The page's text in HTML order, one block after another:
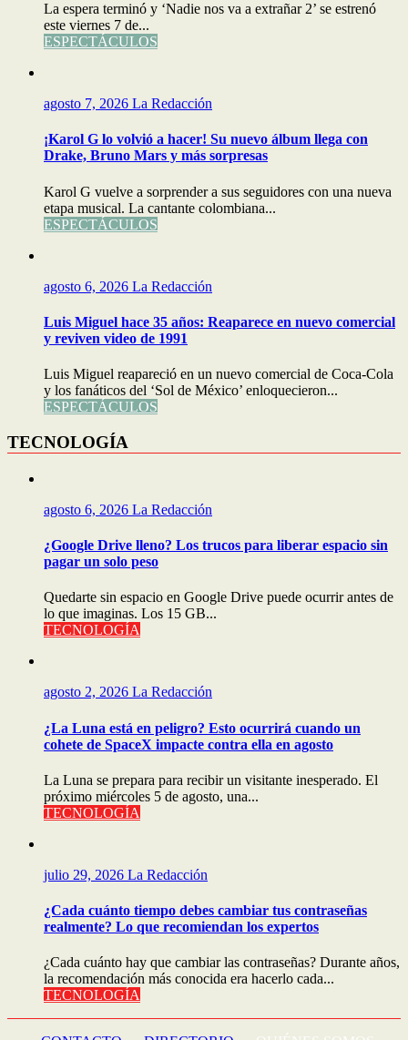
La espera terminó y ‘Nadie nos va a extrañar 2’ se estrenó
este viernes 7 de...
ESPECTÁCULOS
agosto 7, 2026 La Redacción
¡Karol G lo volvió a hacer! Su nuevo álbum llega con
Drake, Bruno Mars y más sorpresas
Karol G vuelve a sorprender a sus seguidores con una nueva
etapa musical. La cantante colombiana...
ESPECTÁCULOS
agosto 6, 2026 La Redacción
Luis Miguel hace 35 años: Reaparece en nuevo comercial
y reviven video de 1991
Luis Miguel reapareció en un nuevo comercial de Coca-Cola
y los fanáticos del ‘Sol de México’ enloquecieron...
ESPECTÁCULOS
TECNOLOGÍA
agosto 6, 2026 La Redacción
¿Google Drive lleno? Los trucos para liberar espacio sin
pagar un solo peso
Quedarte sin espacio en Google Drive puede ocurrir antes de
lo que imaginas. Los 15 GB...
TECNOLOGÍA
agosto 2, 2026 La Redacción
¿La Luna está en peligro? Esto ocurrirá cuando un
cohete de SpaceX impacte contra ella en agosto
La Luna se prepara para recibir un visitante inesperado. El
próximo miércoles 5 de agosto, una...
TECNOLOGÍA
julio 29, 2026 La Redacción
¿Cada cuánto tiempo debes cambiar tus contraseñas
realmente? Lo que recomiendan los expertos
¿Cada cuánto hay que cambiar las contraseñas? Durante años,
la recomendación más conocida era hacerlo cada...
TECNOLOGÍA